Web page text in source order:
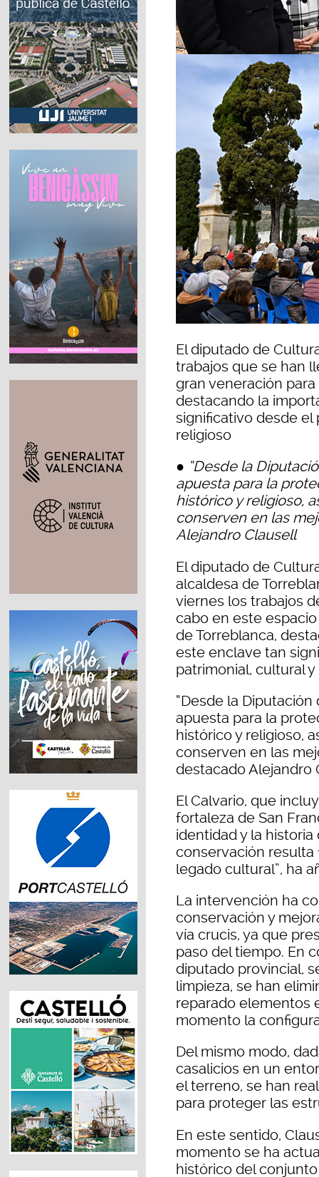
El diputado de
trabajos que se han
gran veneración
destacando la
significativo desde el
religioso
● “Desde la
apuesta para la
histórico y religioso,
conserven en las
Alejandro Clausell
El diputado de
alcaldesa de
viernes los trabajos
cabo en este
de Torreblanca,
este enclave tan
patrimonial, cultural y
“Desde la
apuesta para la
histórico y religioso,
conserven en las
destacado Alejandro
El Calvario, que
fortaleza de San
identidad y la historia
conservación
legado cultural”, ha
La intervención ha
conservación y
vía crucis, ya que
paso del tiempo. En
diputado provincial,
limpieza, se han
reparado elementos
momento la
Del mismo modo,
casalicios en un
el terreno, se han
para proteger las
En este sentido,
momento se ha
histórico del